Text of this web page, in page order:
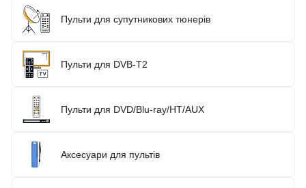
Пульти для супутникових тюнерів
Пульти для DVB-T2
Пульти для DVD/Blu-ray/HT/AUX
Аксесуари для пультів